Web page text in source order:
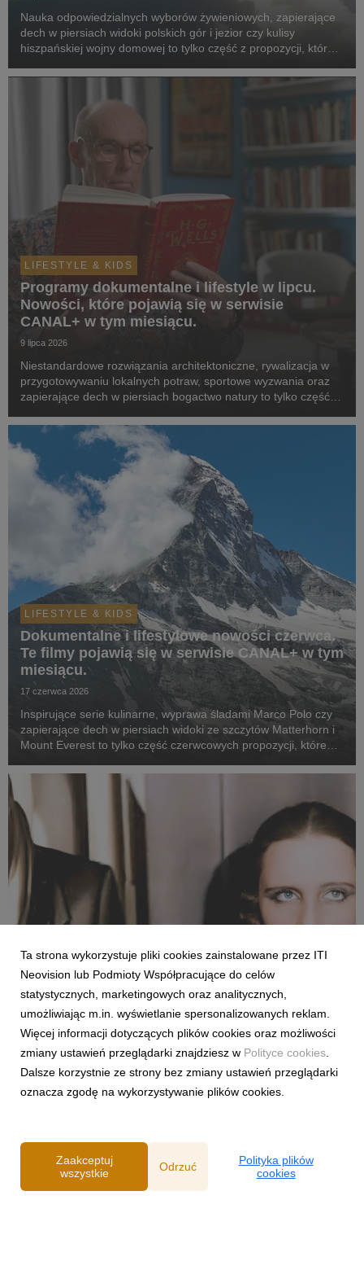
Nauka odpowiedzialnych wyborów żywieniowych, zapierające
dech w piersiach widoki polskich gór i jezior czy kulisy
hiszpańskiej wojny domowej to tylko część z propozycji, które
LIFESTYLE & KIDS
Programy dokumentalne i lifestyle w lipcu.
Nowości, które pojawią się w serwisie
CANAL+ w tym miesiącu.
9 lipca 2026
Niestandardowe rozwiązania architektoniczne, rywalizacja w
przygotowywaniu lokalnych potraw, sportowe wyzwania oraz
zapierające dech w piersiach bogactwo natury to tylko część z
w serwisie w lipcu.
LIFESTYLE & KIDS
Dokumentalne i lifestylowe nowości czerwca.
Te filmy pojawią się w serwisie CANAL+ w tym
miesiącu.
17 czerwca 2026
Inspirujące serie kulinarne, wyprawa śladami Marco Polo czy
zapierające dech w piersiach widoki ze szczytów Matterhorn i
Mount Everest to tylko część czerwcowych propozycji, które
LIFESTYLE & KIDS
Dokumenty i programy lifestyle, które pojawiły
się w maju w CANAL+.
27 maja 2026
Opowieść o talencie Tamary Łempickiej, fascynujące wyzwania
architektoniczne, historia II wojny światowej w ujęciu
ekonomicznym czy podróż Evy Longorii przez Hiszpanię to
Ta strona wykorzystuje pliki cookies zainstalowane przez ITI
Neovision lub Podmioty Współpracujące do celów
statystycznych, marketingowych oraz analitycznych,
umożliwiając m.in. wyświetlanie spersonalizowanych reklam.
Więcej informacji dotyczących plików cookies oraz możliwości
zmiany ustawień przeglądarki znajdziesz w Polityce cookies
Dalsze korzystnie ze strony bez zmiany ustawień przeglądarki
oznacza zgodę na wykorzystywanie plików cookies.
Zaakceptuj
wszystkie
Odrzuć
Polityka plików
cookies